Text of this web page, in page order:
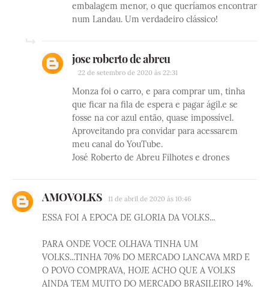
embalagem menor, o que queríamos encontrar
num Landau. Um verdadeiro clássico!
jose roberto de abreu
22 de setembro de 2020 às 22:31
Monza foi o carro, e para comprar um, tinha
que ficar na fila de espera e pagar ágil.e se
fosse na cor azul então, quase impossível.
Aproveitando pra convidar para acessarem
meu canal do YouTube.
José Roberto de Abreu Filhotes e drones
AMOVOLKS 11 de abril de 2020 às 10:46
ESSA FOI A EPOCA DE GLORIA DA VOLKS...
PARA ONDE VOCE OLHAVA TINHA UM
VOLKS...TINHA 70% DO MERCADO LANCAVA MRD E
O POVO COMPRAVA, HOJE ACHO QUE A VOLKS
AINDA TEM MUITO DO MERCADO BRASILEIRO 14%.